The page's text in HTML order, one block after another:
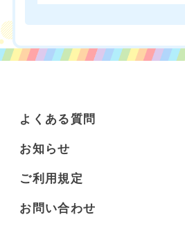
よくある質問
お知らせ
ご利用規定
お問い合わせ